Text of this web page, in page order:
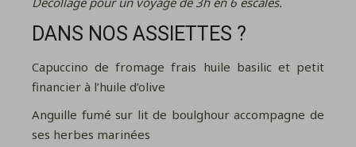
DANS NOS ASSIETTES ?
Capuccino de fromage frais huile basilic et petit
financier à l’huile d’olive
Anguille fumé sur lit de boulghour accompagne de
ses herbes marinées